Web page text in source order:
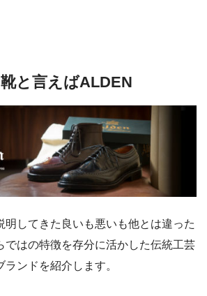
と言えばALDEN
明してきた良いも悪いも他とは違った
ではの特徴を存分に活かした伝統工芸
ンドを紹介します。